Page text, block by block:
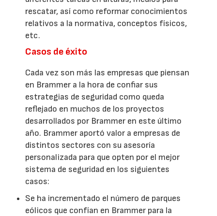
rescatar, así como reformar conocimientos
relativos a la normativa, conceptos físicos,
etc.
Casos de éxito
Cada vez son más las empresas que piensan
en Brammer a la hora de confiar sus
estrategias de seguridad como queda
reflejado en muchos de los proyectos
desarrollados por Brammer en este último
año. Brammer aportó valor a empresas de
distintos sectores con su asesoría
personalizada para que opten por el mejor
sistema de seguridad en los siguientes
casos:
Se ha incrementado el número de parques
eólicos que confían en Brammer para la